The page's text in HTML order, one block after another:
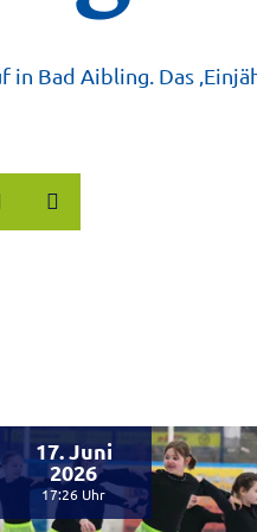
Bad Aibling. Das
17. Juni
2026
17:26